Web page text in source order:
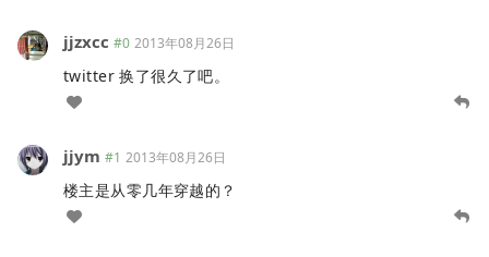
jjzxcc #0 2013年08月26日
twitter 换了很久了吧。
jjym #1 2013年08月26日
楼主是从零几年穿越的？